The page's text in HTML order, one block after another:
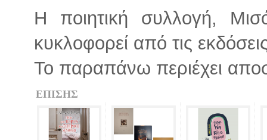
Η ποιητική συλλογή,
κυκλοφορεί από τις
Το παραπάνω περιέχει
ΕΠΙΣΗΣ